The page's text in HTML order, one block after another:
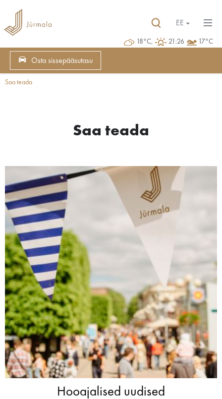
18°C, 21:26 17°C
EE
Osta sissepääsutasu
Saa teada
Saa teada
Hooajalised uudised